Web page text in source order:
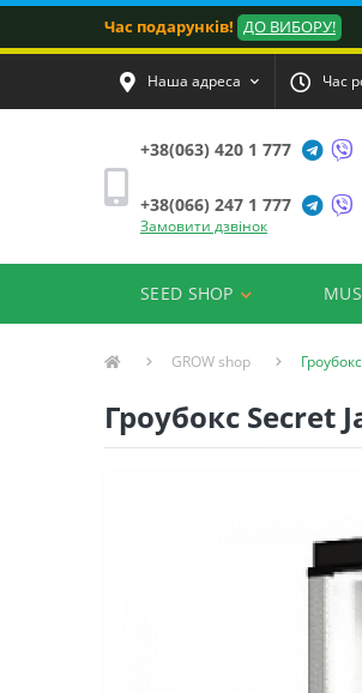
Час подарунків! ДО ВИБОРУ!
Наша адреса Час
+38(063) 420 1 777
+38(066) 247 1 777
Замовити дзвінок
SEED SHOP
GROW shop
Гроубокс Secret